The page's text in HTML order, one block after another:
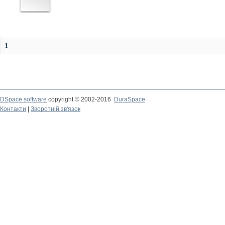
1
DSpace software copyright © 2002-2016
DuraSpace
Контакти
Зворотній зв'язок